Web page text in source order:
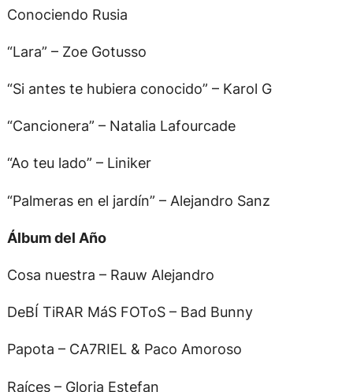
Conociendo Rusia
“Lara” – Zoe Gotusso
“Si antes te hubiera conocido” – Karol G
“Cancionera” – Natalia Lafourcade
“Ao teu lado” – Liniker
“Palmeras en el jardín” – Alejandro Sanz
Álbum del Año
Cosa nuestra – Rauw Alejandro
DeBÍ TiRAR MáS FOToS – Bad Bunny
Papota – CA7RIEL & Paco Amoroso
Raíces – Gloria Estefan